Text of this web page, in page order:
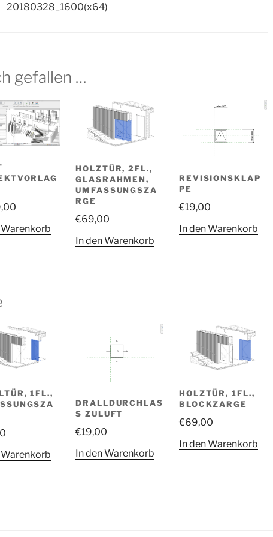
20180328_1600(x64)
gefallen …
HOLZTÜR, 2FL.,
GLASRAHMEN,
UMFASSUNGSZA
RGE
€69,00
In den Warenkorb
REVISIONSKLAP
PE
€19,00
In den Warenkorb
1FL.,
DRALLDURCHLAS
S ZULUFT
€19,00
In den Warenkorb
HOLZTÜR, 1FL.,
BLOCKZARGE
€69,00
In den Warenkorb